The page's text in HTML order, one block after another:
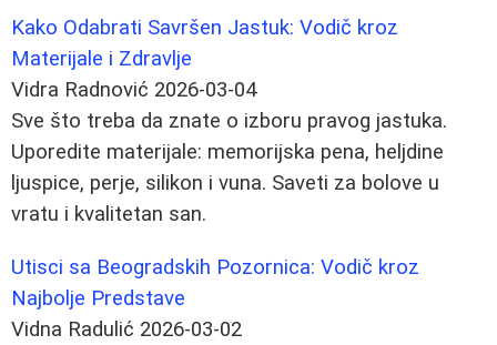
Kako Odabrati Savršen Jastuk: Vodič kroz
Materijale i Zdravlje
Vidra Radnović 2026-03-04
Sve što treba da znate o izboru pravog jastuka.
Uporedite materijale: memorijska pena, heljdine
ljuspice, perje, silikon i vuna. Saveti za bolove u
vratu i kvalitetan san.
Utisci sa Beogradskih Pozornica: Vodič kroz
Najbolje Predstave
Vidna Radulić 2026-03-02